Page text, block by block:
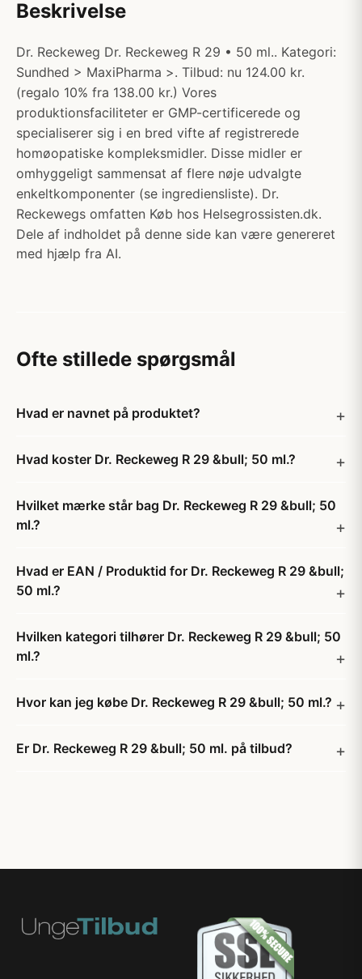
Beskrivelse
Dr. Reckeweg Dr. Reckeweg R 29 • 50 ml.. Kategori:
Sundhed > MaxiPharma >. Tilbud: nu 124.00 kr.
(regalo 10% fra 138.00 kr.) Vores
produktionsfaciliteter er GMP-certificerede og
specialiserer sig i en bred vifte af registrerede
homøopatiske kompleksmidler. Disse midler er
omhyggeligt sammensat af flere nøje udvalgte
enkeltkomponenter (se ingrediensliste). Dr.
Reckewegs omfatten Køb hos Helsegrossisten.dk.
Dele af indholdet på denne side kan være genereret
med hjælp fra AI.
Ofte stillede spørgsmål
Hvad er navnet på produktet?
Hvad koster Dr. Reckeweg R 29 &bull; 50 ml.?
Hvilket mærke står bag Dr. Reckeweg R 29 &bull; 50
ml.?
Hvad er EAN / Produktid for Dr. Reckeweg R 29 &bull;
50 ml.?
Hvilken kategori tilhører Dr. Reckeweg R 29 &bull; 50
ml.?
Hvor kan jeg købe Dr. Reckeweg R 29 &bull; 50 ml.?
Er Dr. Reckeweg R 29 &bull; 50 ml. på tilbud?